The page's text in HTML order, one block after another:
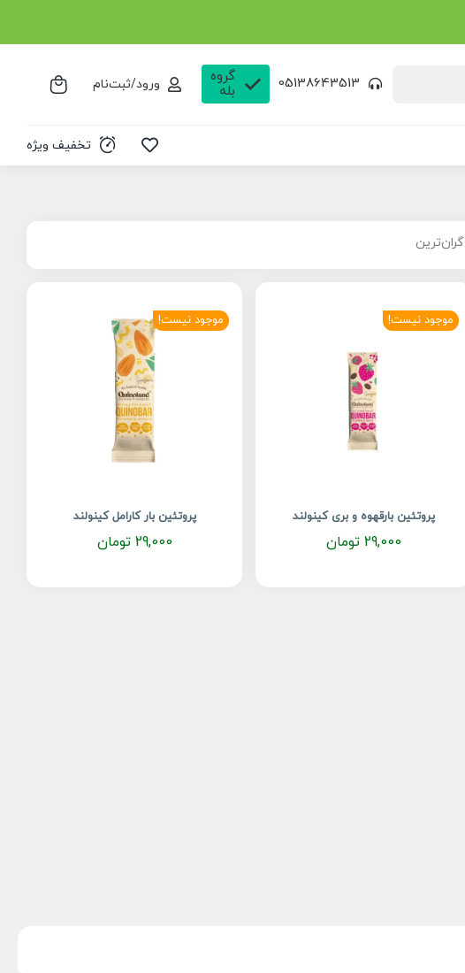
05138643513
گروه
بله
ورود/ثبت‌نام
تخفیف ویژه
گران‌ترین
موجود نیست!
پروتئین بارقهوه و بری کینولند
29,000 تومان
موجود نیست!
پروتئین بار کارامل کینولند
29,000 تومان